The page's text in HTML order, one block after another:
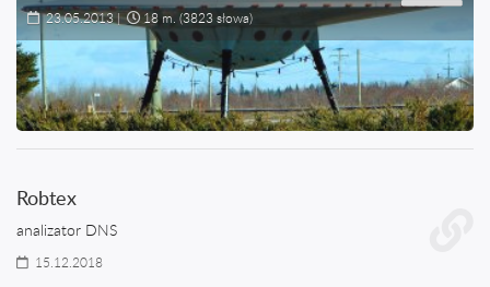
23.05.2013 | 18 m. (3823 słowa)
Robtex
analizator DNS
15.12.2018